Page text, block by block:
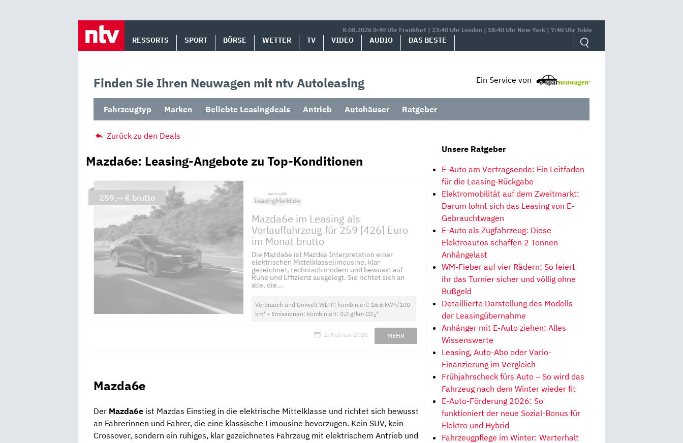
8.08.2026 0:40 Uhr Frankfurt | 23:40 Uhr London | 18:40 Uhr New York | 7:40 Uhr Tokio
RESSORTS SPORT BÖRSE WETTER TV VIDEO AUDIO DAS BESTE
Finden Sie Ihren Neuwagen mit ntv Autoleasing Ein Service von
Fahrzeugtyp Marken Beliebte Leasingdeals Antrieb Autohäuser Ratgeber
Zurück zu den Deals
Mazda6e: Leasing-Angebote zu Top-Konditionen
Mazda6e im Leasing als
Vorlauffahrzeug für 259 [426] Euro
im Monat brutto
Die Mazda6e ist Mazdas Interpretation einer
elektrischen Mittelklasselimousine, klar
gezeichnet, technisch modern und bewusst auf
Ruhe und Effizienz ausgelegt. Sie richtet sich an
alle, die...
Verbrauch und Umwelt WLTP: kombiniert: 16,6 kWh/100
km* • Emissionen: kombiniert: 0,0 g/km CO2*
2. Februar 2026 MEHR
259,-- € brutto
Mazda6e
Der Mazda6e ist Mazdas Einstieg in die elektrische Mittelklasse und richtet sich bewusst
an Fahrerinnen und Fahrer, die eine klassische Limousine bevorzugen. Kein SUV, kein
Crossover, sondern ein ruhiges, klar gezeichnetes Fahrzeug mit elektrischem Antrieb und
Unsere Ratgeber
E-Auto am Vertragsende: Ein Leitfaden
für die Leasing-Rückgabe
Elektromobilität auf dem Zweitmarkt:
Darum lohnt sich das Leasing von E-
Gebrauchtwagen
E-Auto als Zugfahrzeug: Diese
Elektroautos schaffen 2 Tonnen
Anhängelast
WM-Fieber auf vier Rädern: So feiert
ihr das Turnier sicher und völlig ohne
Bußgeld
Detaillierte Darstellung des Modells
der Leasingübernahme
Anhänger mit E-Auto ziehen: Alles
Wissenswerte
Leasing, Auto-Abo oder Vario-
Finanzierung im Vergleich
Frühjahrscheck fürs Auto – So wird das
Fahrzeug nach dem Winter wieder fit
E-Auto-Förderung 2026: So
funktioniert der neue Sozial-Bonus für
Elektro und Hybrid
Fahrzeugpflege im Winter: Werterhalt